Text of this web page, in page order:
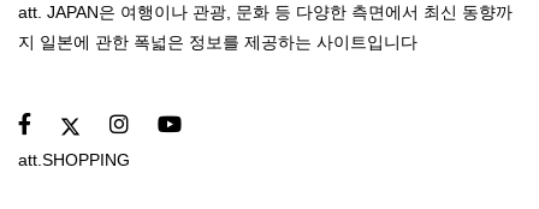
att. JAPAN은 여행이나 관광, 문화 등 다양한 측면에서 최신 동향까
지 일본에 관한 폭넓은 정보를 제공하는 사이트입니다
att.SHOPPING